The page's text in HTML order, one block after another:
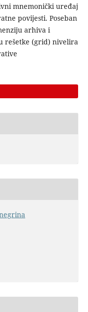
mnemonički uređaj
povijesti. Pose­ban
arhiva i
rešetke (grid) nivelira